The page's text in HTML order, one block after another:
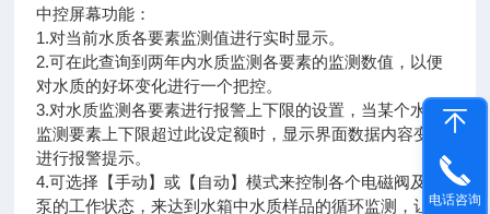
中控屏幕功能：
1.对当前水质各要素监测值进行实时显示。
2.可在此查询到两年内水质监测各要素的监测数值，以便
对水质的好坏变化进行一个把控。
3.对水质监测各要素进行报警上下限的设置，当某个水质
监测要素上下限超过此设定额时，显示界面数据内容变红
进行报警提示。
4.可选择【手动】或【自动】模式来控制各个电磁阀及水
泵的工作状态，来达到水箱中水质样品的循环监测，让监电话咨询